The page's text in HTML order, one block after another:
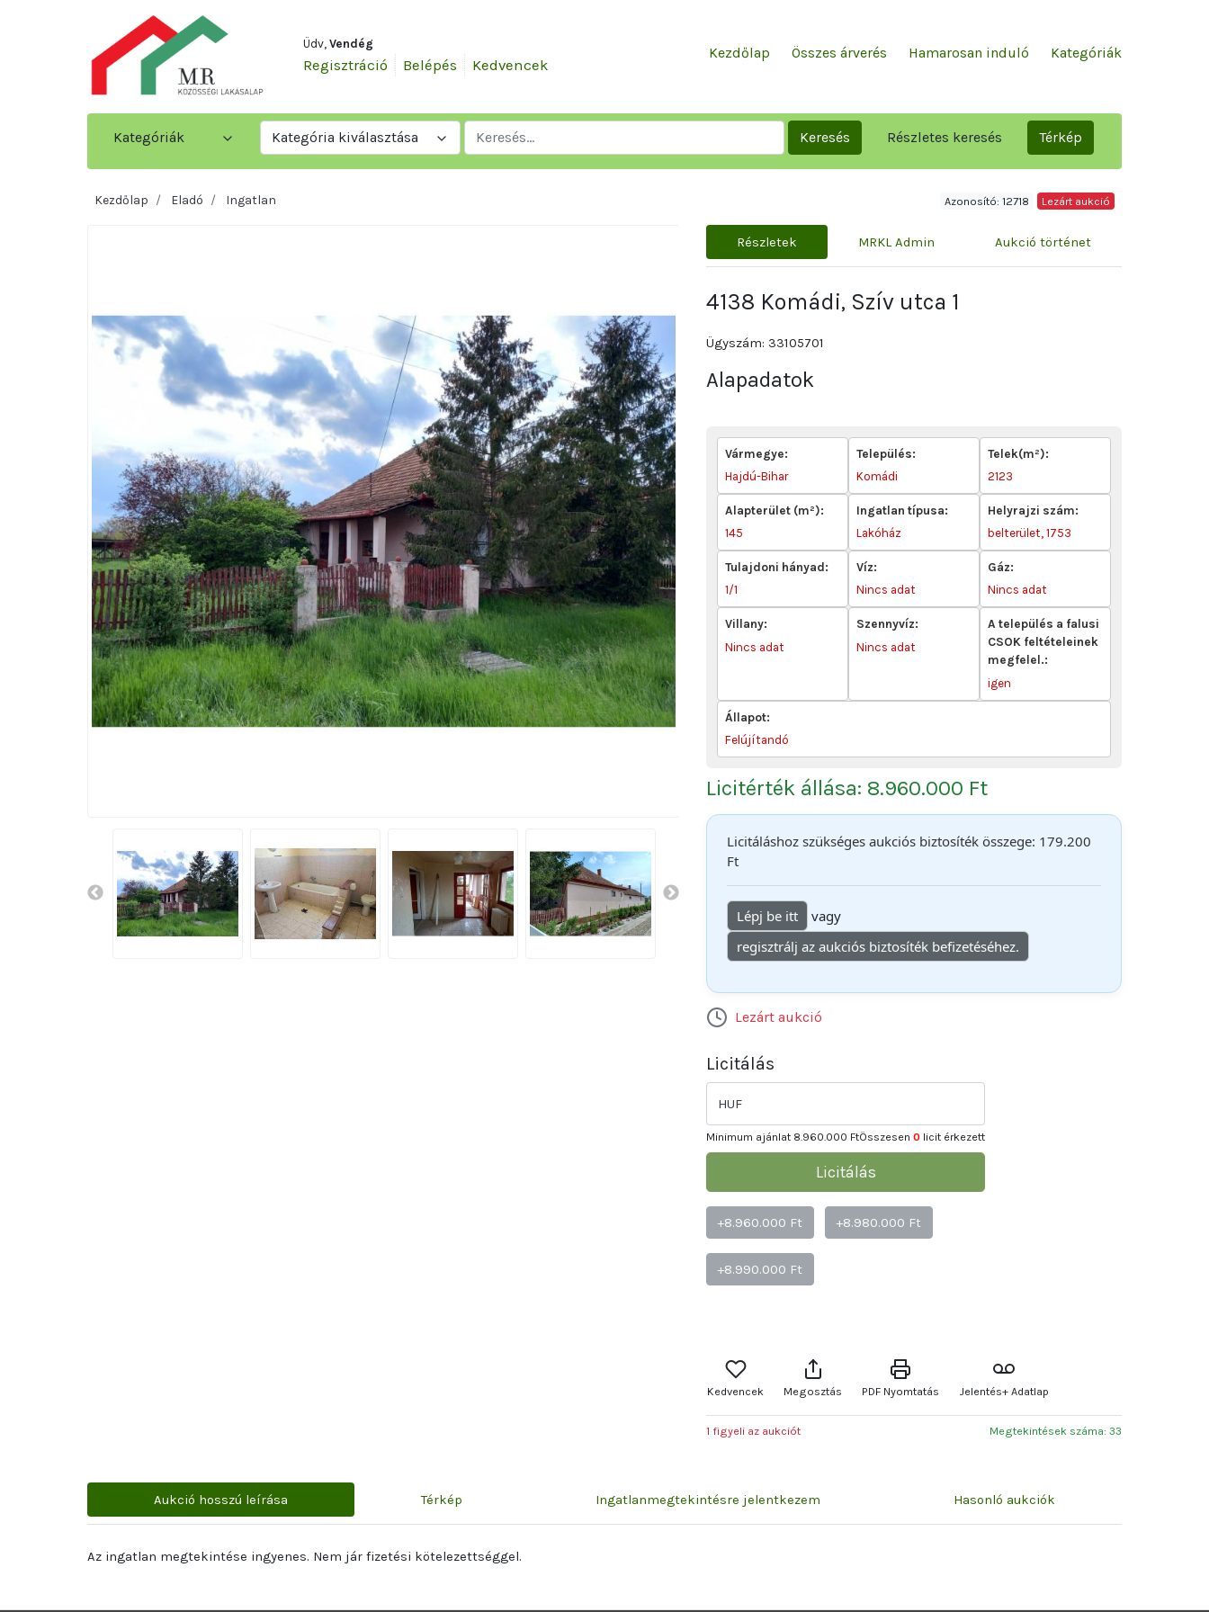
Üdv, Vendég
Regisztráció Belépés Kedvencek
Kezdőlap Összes árverés Hamarosan induló Kategóriák
Kategóriák Kategória kiválasztása Keresés Részletes keresés Térkép
Kezdőlap Eladó Ingatlan Azonosító: 12718 Lezárt aukció
Részletek MRKL Admin Aukció történet
4138 Komádi, Szív utca 1
Ügyszám: 33105701
Alapadatok
Vármegye:
Hajdú-Bihar
Település:
Komádi
Telek(m²):
2123
Alapterület (m²):
145
Ingatlan típusa:
Lakóház
Helyrajzi szám:
belterület, 1753
Tulajdoni hányad:
1/1
Víz:
Nincs adat
Gáz:
Nincs adat
Villany:
Nincs adat
Szennyvíz:
Nincs adat
A település a falusi
CSOK feltételeinek
megfelel.:
igen
Állapot:
Felújítandó
Licitérték állása: 8.960.000 Ft
Licitáláshoz szükséges aukciós biztosíték összege: 179.200
Ft
Lépj be itt
vagy
regisztrálj az aukciós biztosíték befizetéséhez.
Lezárt aukció
Licitálás
HUF
Minimum ajánlat 8.960.000 FtÖsszesen0 licit érkezett
Licitálás
+8.960.000 Ft +8.980.000 Ft
+8.990.000 Ft
Kedvencek Megosztás PDF Nyomtatás Jelentés+ Adatlap
1 figyeli az aukciót Megtekintések száma: 33
Aukció hosszú leírása Térkép Ingatlanmegtekintésre jelentkezem Hasonló aukciók
Az ingatlan megtekintése ingyenes. Nem jár fizetési kötelezettséggel.